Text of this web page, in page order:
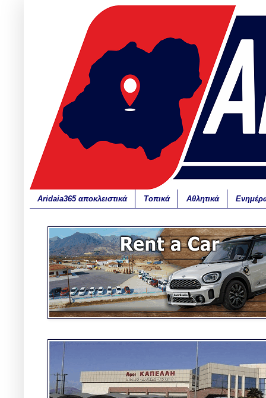
Aridaia365 αποκλειστικά Τοπικά Αθλητικά